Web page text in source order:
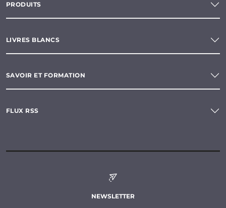
PRODUITS
LIVRES BLANCS
SAVOIR ET FORMATION
FLUX RSS
NEWSLETTER